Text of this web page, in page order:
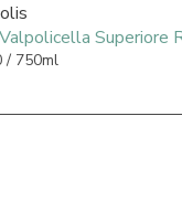
Superiore
/ 750ml